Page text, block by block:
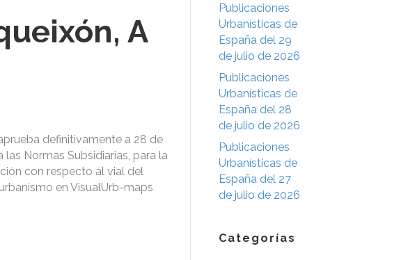
A
definitivamente a 28 de
Normas Subsidiarias, para la
con respecto al vial del
en VisualUrb-maps
Publicaciones
Urbanísticas de
España del 29
de julio de 2026
Publicaciones
Urbanísticas de
España del 28
de julio de 2026
Publicaciones
Urbanísticas de
España del 27
de julio de 2026
Categorías